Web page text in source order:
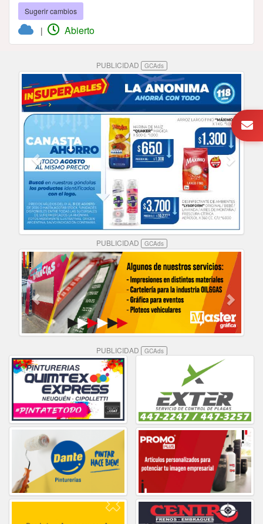
Sugerir cambios
| Abierto
PUBLICIDAD GCAds
PUBLICIDAD GCAds
PUBLICIDAD GCAds